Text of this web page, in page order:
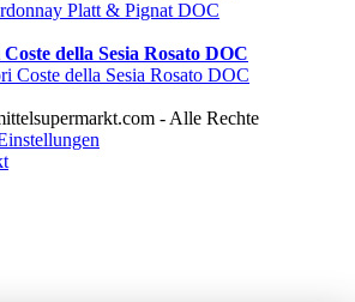
della Sesia Rosato DOC
- Alle Rechte